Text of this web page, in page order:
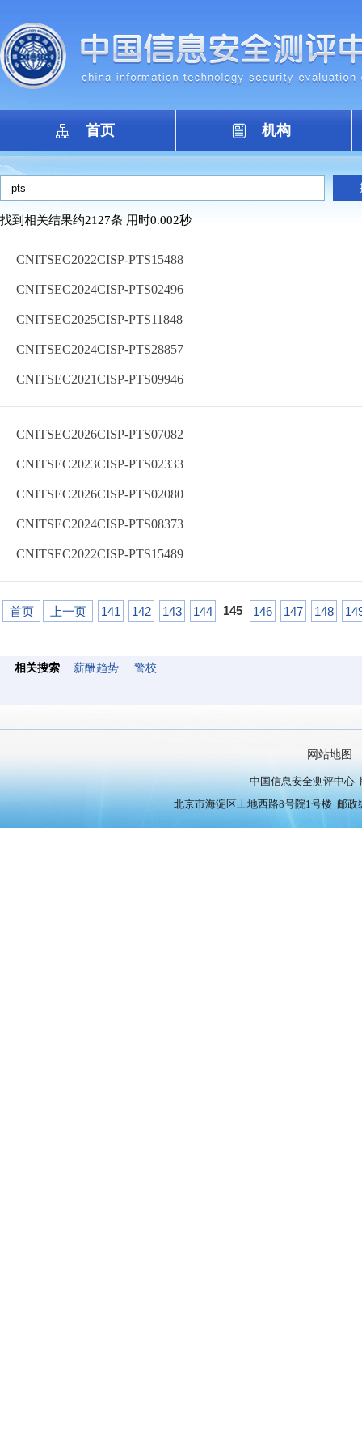
首页 机构
找到相关结果约2127条 用时0.002秒
CNITSEC2022CISP-PTS15488
CNITSEC2024CISP-PTS02496
CNITSEC2025CISP-PTS11848
CNITSEC2024CISP-PTS28857
CNITSEC2021CISP-PTS09946
CNITSEC2026CISP-PTS07082
CNITSEC2023CISP-PTS02333
CNITSEC2026CISP-PTS02080
CNITSEC2024CISP-PTS08373
CNITSEC2022CISP-PTS15489
首页 上一页 141 142 143 144 145 146 147 148
相关搜索 薪酬趋势 警校
网站地图
中国信息安全测评中心
北京市海淀区上地西路8号院1号楼 邮